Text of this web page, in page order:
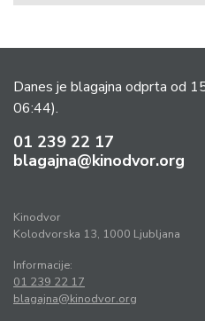
Danes je blagajna odprta od
06:44).
01 239 22 17
blagajna@kinodvor.org
Kinodvor
Kolodvorska 13, 1000 Ljubljana
Informacije:
01 239 22 17
blagajna@kinodvor.org